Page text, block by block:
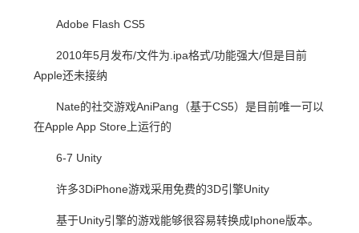
Adobe Flash CS5
2010年5月发布/文件为.ipa格式/功能强大/但是目前
Apple还未接纳
Nate的社交游戏AniPang（基于CS5）是目前唯一可以
在Apple App Store上运行的
6-7 Unity
许多3DiPhone游戏采用免费的3D引擎Unity
基于Unity引擎的游戏能够很容易转换成Iphone版本。